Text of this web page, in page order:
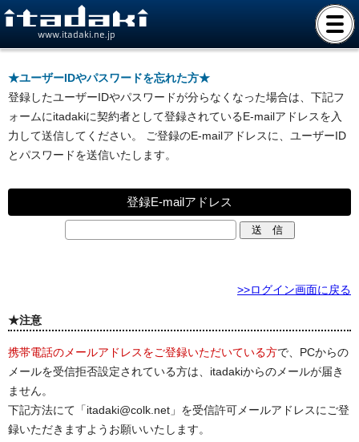
www.itadaki.ne.jp
★ユーザーIDやパスワードを忘れた方★
登録したユーザーIDやパスワードが分らなくなった場合は、下記フ
ォームにitadakiに契約者として登録されているE-mailアドレスを入
力して送信してください。 ご登録のE-mailアドレスに、ユーザーID
とパスワードを送信いたします。
登録E-mailアドレス
>>ログイン画面に戻る
★注意
携帯電話のメールアドレスをご登録いただいている方で、PCからの
メールを受信拒否設定されている方は、itadakiからのメールが届き
ません。
下記方法にて「itadaki@colk.net」を受信許可メールアドレスにご登
録いただきますようお願いいたします。